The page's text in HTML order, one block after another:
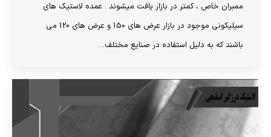
ممبران خاص ، کمتر در بازار یافت میشوند . عمده لاستیک های
سیلیکونی موجود در بازار عرض های 150 و عرض های 120 می
باشند که به دلیل استفاده در صنایع مختلف…